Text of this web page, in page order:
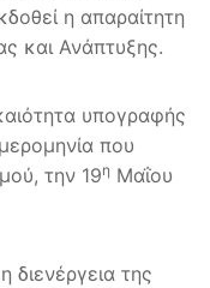
η απαραίτητη
και Ανάπτυξης.
υπογραφής
που
την 19η Μαΐου
διενέργεια της